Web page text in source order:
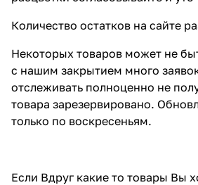
Количество остатков на сайте
Некоторых товаров может не
с нашим закрытием много
отслеживать полноценно не
товара зарезервировано.
только по воскресеньям.
Если Вдруг какие то товары Вы